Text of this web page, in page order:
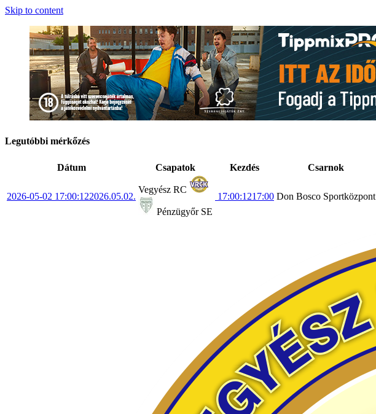
Skip to content
Legutóbbi mérkőzés
Dátum Csapatok Kezdés Csarnok
2026-05-02 17:00:122026.05.02.
Vegyész RC
Pénzügyőr SE
17:00:1217:00 Don Bosco Sportközpont